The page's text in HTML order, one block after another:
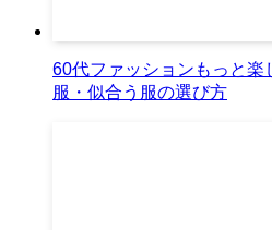
60代ファッションもっと楽
服・似合う服の選び方